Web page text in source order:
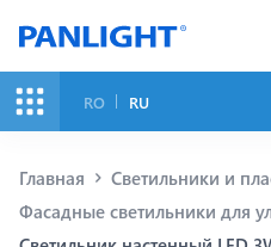
RO RU
Главная
Светильники и
Фасадные светильники для